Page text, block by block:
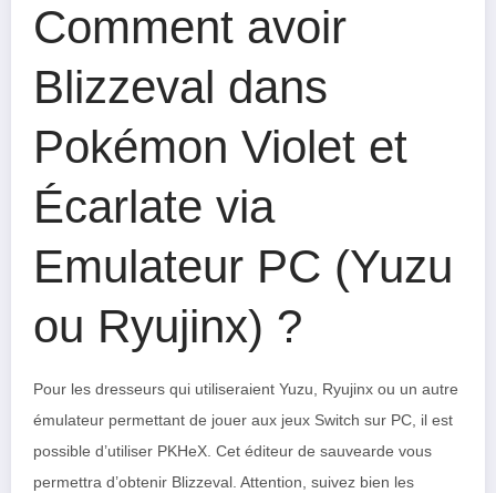
Comment avoir
Blizzeval dans
Pokémon Violet et
Écarlate via
Emulateur PC (Yuzu
ou Ryujinx) ?
Pour les dresseurs qui utiliseraient Yuzu, Ryujinx ou un autre
émulateur permettant de jouer aux jeux Switch sur PC, il est
possible d’utiliser PKHeX. Cet éditeur de sauvearde vous
permettra d’obtenir Blizzeval. Attention, suivez bien les